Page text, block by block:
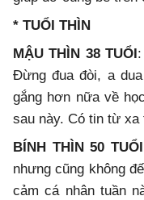
* TUỔI THÌN
MẬU THÌN 38 TUỔI
Đừng đua đòi, a
gắng hơn nữa về
sau này. Có tin từ
BÍNH THÌN 50 TUỔI
nhưng cũng không
cảm cá nhân tuần